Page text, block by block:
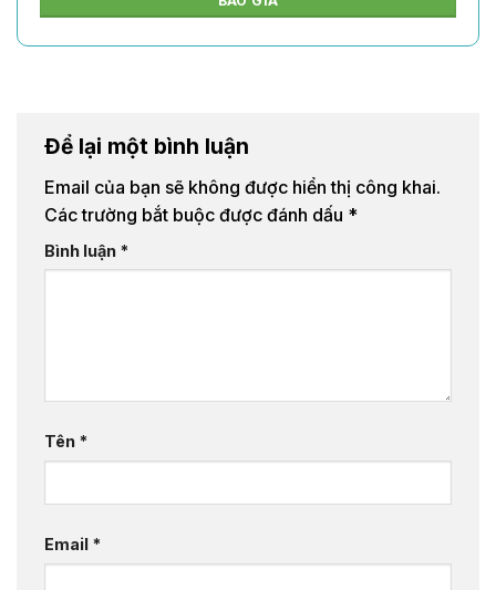
Để lại một bình luận
Email của bạn sẽ không được hiển thị công khai.
Các trường bắt buộc được đánh dấu *
Bình luận *
Tên *
Email *